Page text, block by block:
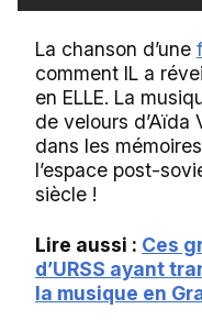
La chanson d’une
comment IL a
en ELLE. La
de velours
dans les
l’espace post-
siècle !
Lire aussi : Ces
d’URSS ayant
la musique en